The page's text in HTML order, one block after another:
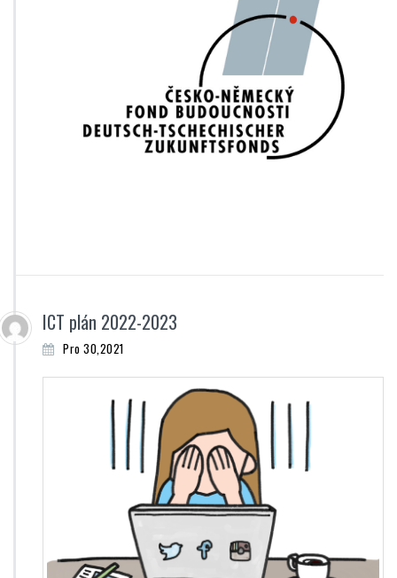
ICT plán 2022-2023
Pro 30,2021